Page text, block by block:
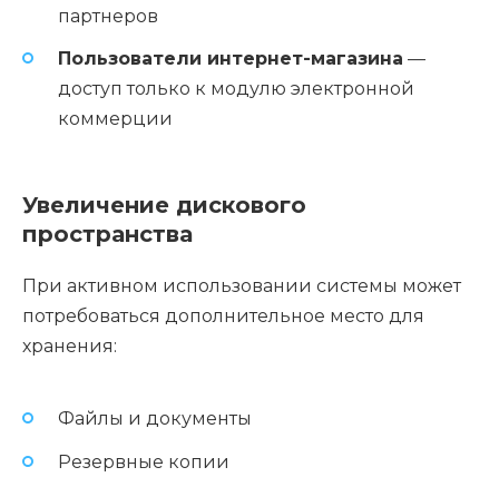
партнеров
Пользователи интернет-магазина —
доступ только к модулю электронной
коммерции
Увеличение дискового
пространства
При активном использовании системы может
потребоваться дополнительное место для
хранения:
Файлы и документы
Резервные копии